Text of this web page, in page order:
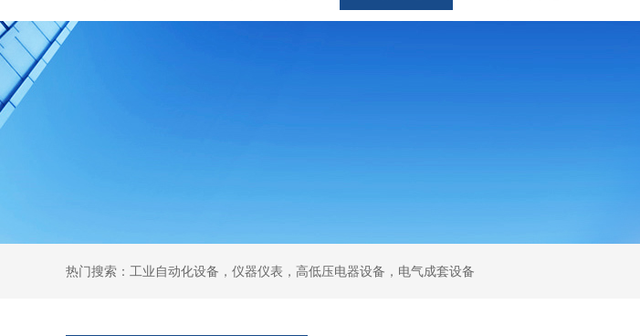
热门搜索：工业自动化设备，仪器仪表，高低压电器设备，电气成套设备